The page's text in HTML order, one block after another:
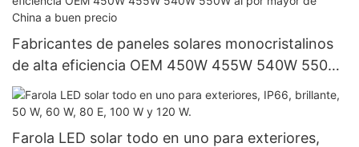
Fabricantes de paneles solares monocristalinos
de alta eficiencia OEM 450W 455W 540W 550W
al por mayor de China a buen precio
Farola LED solar todo en uno para exteriores,